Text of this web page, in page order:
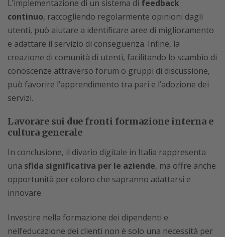
L’implementazione di un sistema di feedback
continuo, raccogliendo regolarmente opinioni dagli
utenti, può aiutare a identificare aree di miglioramento
e adattare il servizio di conseguenza. Infine, la
creazione di comunità di utenti, facilitando lo scambio di
conoscenze attraverso forum o gruppi di discussione,
può favorire l’apprendimento tra pari e l’adozione dei
servizi.
Lavorare sui due fronti formazione interna e
cultura generale
In conclusione, il divario digitale in Italia rappresenta
una sfida significativa per le aziende, ma offre anche
opportunità per coloro che sapranno adattarsi e
innovare.
Investire nella formazione dei dipendenti e
nell’educazione dei clienti non è solo una necessità per